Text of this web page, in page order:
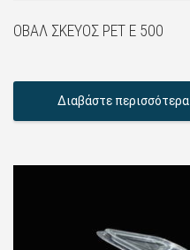
ΟΒΆΛ ΣΚΕΎΟΣ PET E 500
Διαβάστε περισσότερα